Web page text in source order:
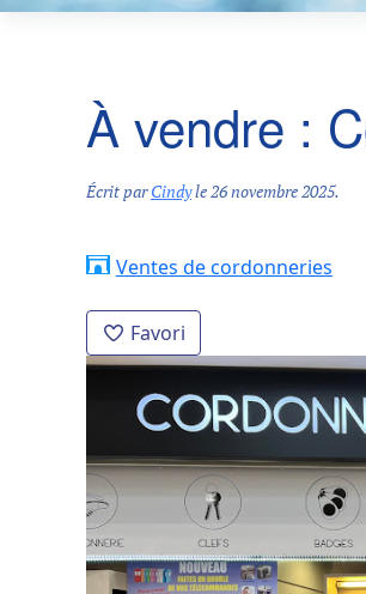
À vendre :
Écrit parCindyle26 novembre 2025.
Ventes de cordonneries
Favori